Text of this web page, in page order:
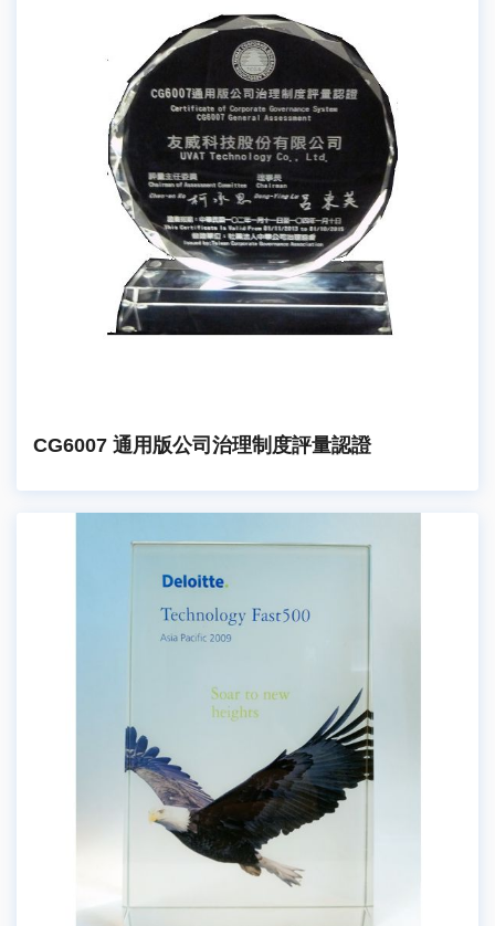
CG6007 通用版公司治理制度評量認證